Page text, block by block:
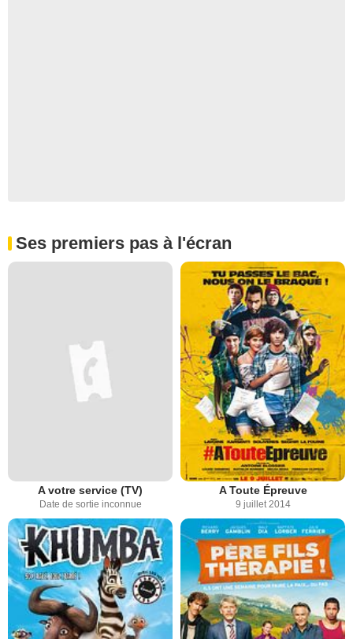
Ses premiers pas à l'écran
A votre service (TV)
Date de sortie inconnue
A Toute Épreuve
9 juillet 2014